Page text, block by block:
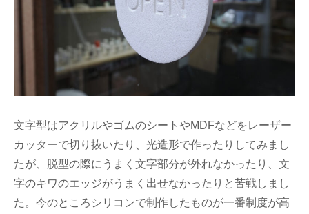
文字型はアクリルやゴムのシートやMDFなどをレーザー
カッターで切り抜いたり、光造形で作ったりしてみまし
たが、脱型の際にうまく文字部分が外れなかったり、文
字のキワのエッジがうまく出せなかったりと苦戦しまし
た。今のところシリコンで制作したものが一番制度が高